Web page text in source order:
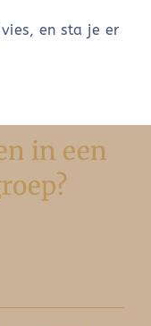
en sta je er
in een